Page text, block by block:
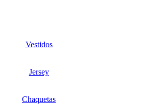
Vestidos
Jersey
Chaquetas